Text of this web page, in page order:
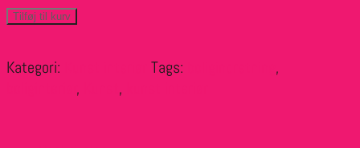
You
born
beautiful
Tilføj til kurv
Kategori: Tags:
,
, ,